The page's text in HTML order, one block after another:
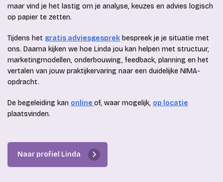
maar vind je het lastig om je analyse, keuzes en advies logisch
op papier te zetten.
Tijdens het gratis adviesgesprek bespreek je je situatie met
ons. Daarna kijken we hoe Linda jou kan helpen met structuur,
marketingmodellen, onderbouwing, feedback, planning en het
vertalen van jouw praktijkervaring naar een duidelijke NIMA-
opdracht.
De begeleiding kan online of, waar mogelijk, op locatie
plaatsvinden.
Naar profiel Linda